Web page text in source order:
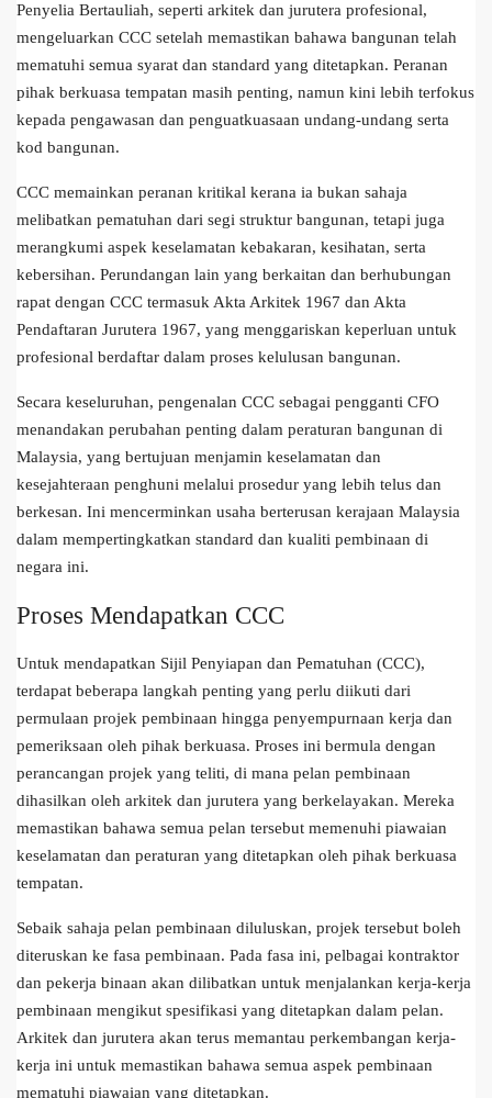
Penyelia Bertauliah, seperti arkitek dan jurutera profesional,
mengeluarkan CCC setelah memastikan bahawa bangunan telah
mematuhi semua syarat dan standard yang ditetapkan. Peranan
pihak berkuasa tempatan masih penting, namun kini lebih terfokus
kepada pengawasan dan penguatkuasaan undang-undang serta
kod bangunan.
CCC memainkan peranan kritikal kerana ia bukan sahaja
melibatkan pematuhan dari segi struktur bangunan, tetapi juga
merangkumi aspek keselamatan kebakaran, kesihatan, serta
kebersihan. Perundangan lain yang berkaitan dan berhubungan
rapat dengan CCC termasuk Akta Arkitek 1967 dan Akta
Pendaftaran Jurutera 1967, yang menggariskan keperluan untuk
profesional berdaftar dalam proses kelulusan bangunan.
Secara keseluruhan, pengenalan CCC sebagai pengganti CFO
menandakan perubahan penting dalam peraturan bangunan di
Malaysia, yang bertujuan menjamin keselamatan dan
kesejahteraan penghuni melalui prosedur yang lebih telus dan
berkesan. Ini mencerminkan usaha berterusan kerajaan Malaysia
dalam mempertingkatkan standard dan kualiti pembinaan di
negara ini.
Proses Mendapatkan CCC
Untuk mendapatkan Sijil Penyiapan dan Pematuhan (CCC),
terdapat beberapa langkah penting yang perlu diikuti dari
permulaan projek pembinaan hingga penyempurnaan kerja dan
pemeriksaan oleh pihak berkuasa. Proses ini bermula dengan
perancangan projek yang teliti, di mana pelan pembinaan
dihasilkan oleh arkitek dan jurutera yang berkelayakan. Mereka
memastikan bahawa semua pelan tersebut memenuhi piawaian
keselamatan dan peraturan yang ditetapkan oleh pihak berkuasa
tempatan.
Sebaik sahaja pelan pembinaan diluluskan, projek tersebut boleh
diteruskan ke fasa pembinaan. Pada fasa ini, pelbagai kontraktor
dan pekerja binaan akan dilibatkan untuk menjalankan kerja-kerja
pembinaan mengikut spesifikasi yang ditetapkan dalam pelan.
Arkitek dan jurutera akan terus memantau perkembangan kerja-
kerja ini untuk memastikan bahawa semua aspek pembinaan
mematuhi piawaian yang ditetapkan.